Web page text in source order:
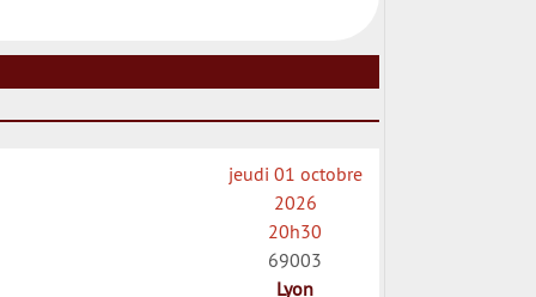
jeudi 01 octobre
2026
20h30
69003
Lyon